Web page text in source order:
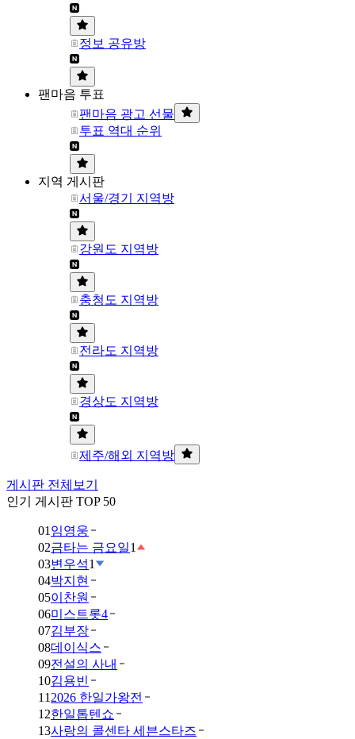
정보 공유방
팬마음 투표
팬마음 광고 선물
투표 역대 순위
지역 게시판
서울/경기 지역방
강원도 지역방
충청도 지역방
전라도 지역방
경상도 지역방
제주/해외 지역방
게시판 전체보기
인기 게시판 TOP 50
01 임영웅
02금타는 금요일1
03변우석1
04박지현
05이찬원
06미스트롯4
07김부장
08데이식스
09전설의 사내
10김용빈
11 2026 한일가왕전
12한일톱텐쇼
13사랑의 콜센타 세븐스타즈